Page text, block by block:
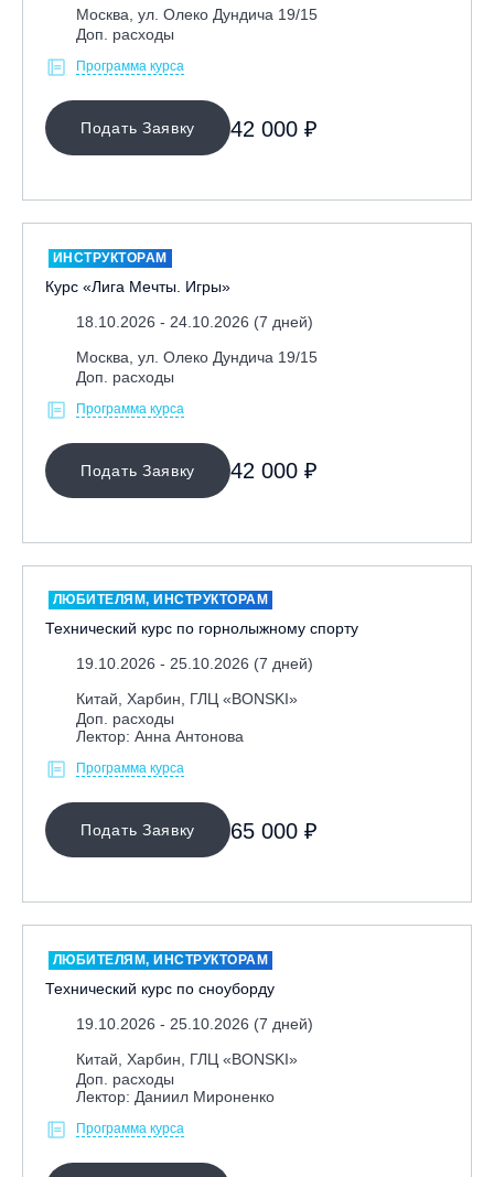
Москва, ул. Олеко Дундича 19/15
Доп. расходы
Программа курса
Подать Заявку 42 000 ₽
ИНСТРУКТОРАМ
Курс «Лига Мечты. Игры»
18.10.2026 - 24.10.2026 (7 дней)
Москва, ул. Олеко Дундича 19/15
Доп. расходы
Программа курса
Подать Заявку 42 000 ₽
ЛЮБИТЕЛЯМ, ИНСТРУКТОРАМ
Технический курс по горнолыжному спорту
19.10.2026 - 25.10.2026 (7 дней)
Китай, Харбин, ГЛЦ «BONSKI»
Доп. расходы
Лектор: Анна Антонова
Программа курса
Подать Заявку 65 000 ₽
ЛЮБИТЕЛЯМ, ИНСТРУКТОРАМ
Технический курс по сноуборду
19.10.2026 - 25.10.2026 (7 дней)
Китай, Харбин, ГЛЦ «BONSKI»
Доп. расходы
Лектор: Даниил Мироненко
Программа курса